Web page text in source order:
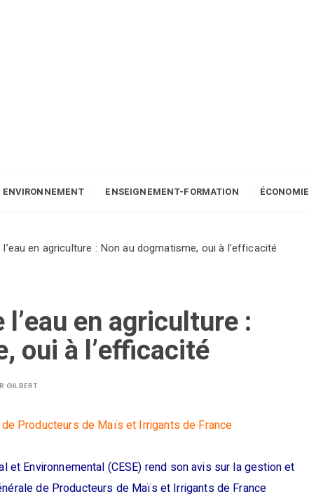
ENVIRONNEMENT ENSEIGNEMENT-FORMATION ÉCONOMIE
en agriculture : Non au dogmatisme, oui à l’efficacité
en agriculture :
oui à l’efficacité
GILBERT
Producteurs de Maïs et Irrigants de France
et Environnemental (CESE) rend son avis sur la gestion et
de Producteurs de Maïs et Irrigants de France